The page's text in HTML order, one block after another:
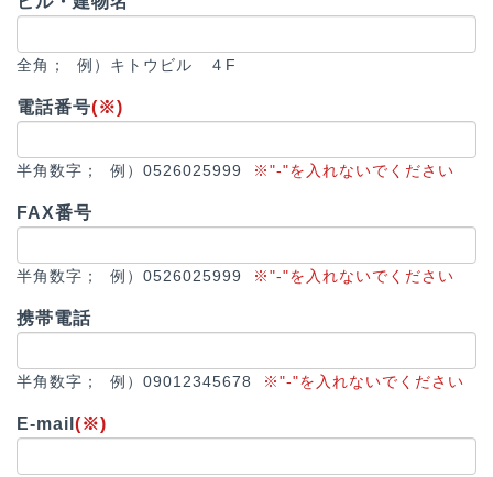
全角； 例）キトウビル ４F
電話番号(※)
半角数字； 例）0526025999 ※"-"を入れないでください
FAX番号
半角数字； 例）0526025999 ※"-"を入れないでください
携帯電話
半角数字； 例）09012345678 ※"-"を入れないでください
E-mail (※)